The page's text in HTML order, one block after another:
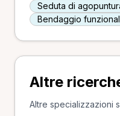
Seduta di
Bendaggio
Altre
Altre specializzazioni